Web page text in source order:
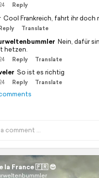
Reply
Cool Frankreich, fahrt ihr doch
Translate
Nein, dafür
hetzen.
Reply Translate
So ist es richtig
Reply Translate
la France 🇫🇷 😎